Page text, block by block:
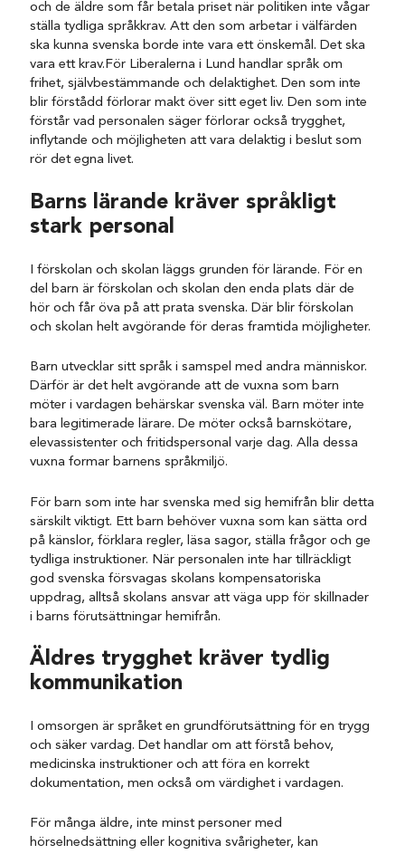
och de äldre som får betala priset när politiken inte vågar
ställa tydliga språkkrav. Att den som arbetar i välfärden
ska kunna svenska borde inte vara ett önskemål. Det ska
vara ett krav.För Liberalerna i Lund handlar språk om
frihet, självbestämmande och delaktighet. Den som inte
blir förstådd förlorar makt över sitt eget liv. Den som inte
förstår vad personalen säger förlorar också trygghet,
inflytande och möjligheten att vara delaktig i beslut som
rör det egna livet.
Barns lärande kräver språkligt
stark personal
I förskolan och skolan läggs grunden för lärande. För en
del barn är förskolan och skolan den enda plats där de
hör och får öva på att prata svenska. Där blir förskolan
och skolan helt avgörande för deras framtida möjligheter.
Barn utvecklar sitt språk i samspel med andra människor.
Därför är det helt avgörande att de vuxna som barn
möter i vardagen behärskar svenska väl. Barn möter inte
bara legitimerade lärare. De möter också barnskötare,
elevassistenter och fritidspersonal varje dag. Alla dessa
vuxna formar barnens språkmiljö.
För barn som inte har svenska med sig hemifrån blir detta
särskilt viktigt. Ett barn behöver vuxna som kan sätta ord
på känslor, förklara regler, läsa sagor, ställa frågor och ge
tydliga instruktioner. När personalen inte har tillräckligt
god svenska försvagas skolans kompensatoriska
uppdrag, alltså skolans ansvar att väga upp för skillnader
i barns förutsättningar hemifrån.
Äldres trygghet kräver tydlig
kommunikation
I omsorgen är språket en grundförutsättning för en trygg
och säker vardag. Det handlar om att förstå behov,
medicinska instruktioner och att föra en korrekt
dokumentation, men också om värdighet i vardagen.
För många äldre, inte minst personer med
hörselnedsättning eller kognitiva svårigheter, kan